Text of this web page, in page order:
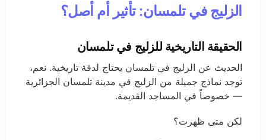
الزليج في تلمسان: تأثير أم أصل؟
الحقيقة التاريخية للزليج في تلمسان
الحديث عن الزليج في تلمسان يحتاج لدقة تاريخية. نعم،
توجد نماذج جميلة من الزليج في مدينة تلمسان الجزائرية
— خصوصاً في المساجد القديمة.
لكن متى ظهرت؟